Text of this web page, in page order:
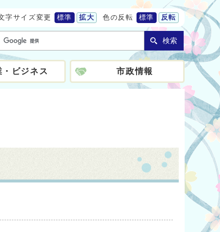
字サイズ変更 標準 拡大 色の反転 標準 反転
検索
・ビジネス 市政情報